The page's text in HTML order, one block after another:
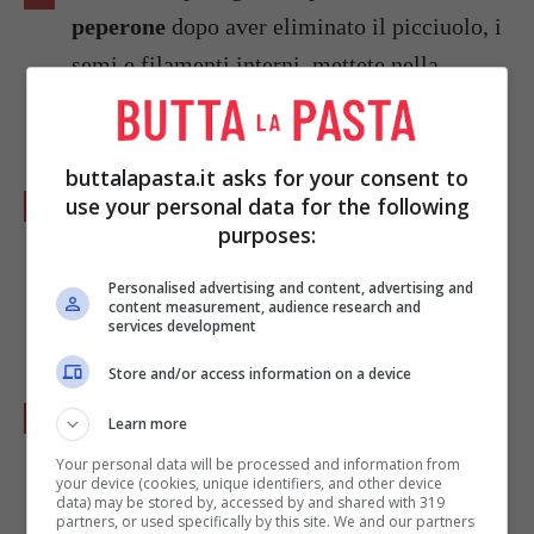
peperone dopo aver eliminato il picciuolo, i
semi e filamenti interni, mettete nella
casseruola e mescolate.
Tagliate a cubetti ipomodoritenendo il loro
succo e versate tutto nella casseruola. Salate
e pepate, lasciate cuocere per circa venti
minuti con un coperchio.
Pulite i
filino sul dorso, saltateli in padella con un
poco di olio per 5 minuti girandoli a metà
cottura, mettete da parte.
buttalapasta.it asks for your consent to
use your personal data for the following
purposes:
Personalised advertising and content, advertising and
content measurement, audience research and
services development
Store and/or access information on a device
Learn more
Your personal data will be processed and information from
your device (cookies, unique identifiers, and other device
data) may be stored by, accessed by and shared with 319
partners, or used specifically by this site. We and our partners